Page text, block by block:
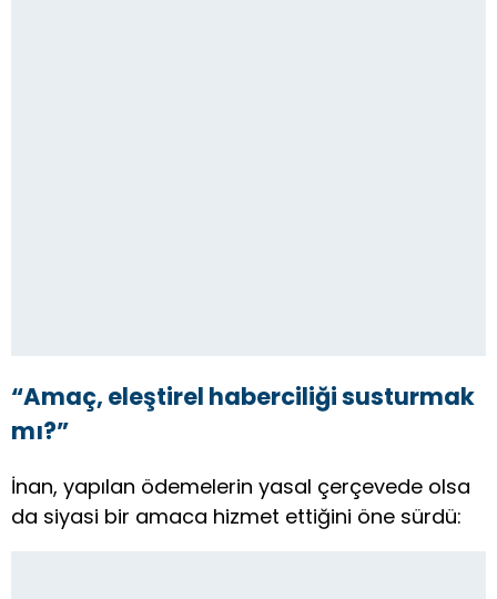
“Amaç, eleştirel haberciliği susturmak
mı?”
İnan, yapılan ödemelerin yasal çerçevede olsa
da siyasi bir amaca hizmet ettiğini öne sürdü: